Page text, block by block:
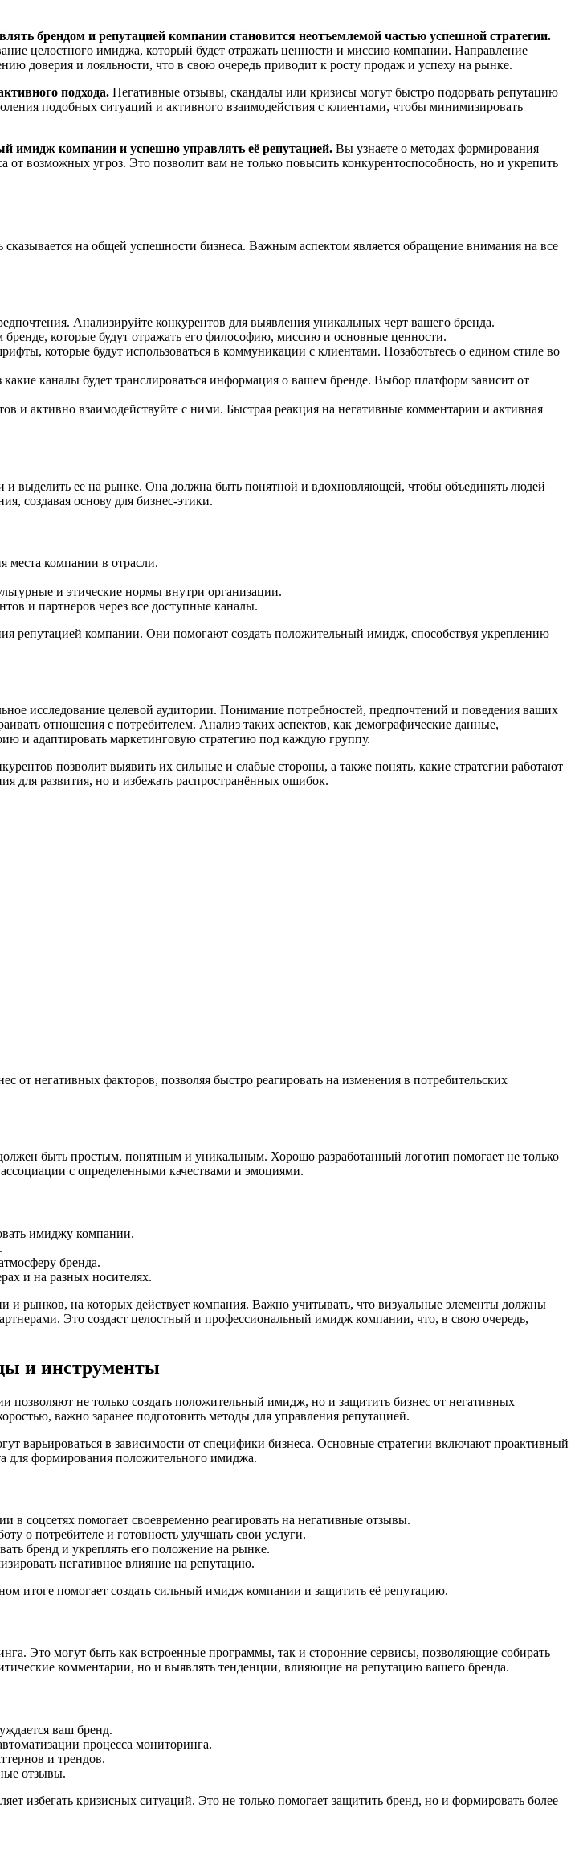
брендом и репутацией компании становится неотъемлемой частью успешной стратегии.
целостного имиджа, который будет отражать ценности и миссию компании. Направление
доверия и лояльности, что в свою очередь приводит к росту продаж и успеху на рынке.
подхода. Негативные отзывы, скандалы или кризисы могут быстро подорвать репутацию
подобных ситуаций и активного взаимодействия с клиентами, чтобы минимизировать
имидж компании и успешно управлять её репутацией. Вы узнаете о методах формирования
возможных угроз. Это позволит вам не только повысить конкурентоспособность, но и укрепить
на общей успешности бизнеса. Важным аспектом является обращение внимания на все
Анализируйте конкурентов для выявления уникальных черт вашего бренда.
которые будут отражать его философию, миссию и основные ценности.
которые будут использоваться в коммуникации с клиентами. Позаботьтесь о едином стиле во
каналы будет транслироваться информация о вашем бренде. Выбор платформ зависит от
и активно взаимодействуйте с ними. Быстрая реакция на негативные комментарии и активная
и выделить ее на рынке. Она должна быть понятной и вдохновляющей, чтобы объединять людей
создавая основу для бизнес-этики.
места компании в отрасли.
и этические нормы внутри организации.
и партнеров через все доступные каналы.
репутацией компании. Они помогают создать положительный имидж, способствуя укреплению
исследование целевой аудитории. Понимание потребностей, предпочтений и поведения ваших
отношения с потребителем. Анализ таких аспектов, как демографические данные,
и адаптировать маркетинговую стратегию под каждую группу.
позволит выявить их сильные и слабые стороны, а также понять, какие стратегии работают
для развития, но и избежать распространённых ошибок.
негативных факторов, позволяя быстро реагировать на изменения в потребительских
быть простым, понятным и уникальным. Хорошо разработанный логотип помогает не только
с определенными качествами и эмоциями.
имиджу компании.
бренда.
и на разных носителях.
и рынков, на которых действует компания. Важно учитывать, что визуальные элементы должны
Это создаст целостный и профессиональный имидж компании, что, в свою очередь,
и инструменты
не только создать положительный имидж, но и защитить бизнес от негативных
важно заранее подготовить методы для управления репутацией.
варьироваться в зависимости от специфики бизнеса. Основные стратегии включают проактивный
для формирования положительного имиджа.
соцсетях помогает своевременно реагировать на негативные отзывы.
о потребителе и готовность улучшать свои услуги.
бренд и укреплять его положение на рынке.
негативное влияние на репутацию.
итоге помогает создать сильный имидж компании и защитить её репутацию.
Это могут быть как встроенные программы, так и сторонние сервисы, позволяющие собирать
комментарии, но и выявлять тенденции, влияющие на репутацию вашего бренда.
ваш бренд.
процесса мониторинга.
и трендов.
отзывы.
избегать кризисных ситуаций. Это не только помогает защитить бренд, но и формировать более